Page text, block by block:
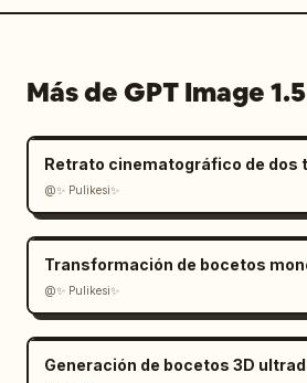
Más de GPT Image 1.5
@✨ Pulikesi✨
@✨ Pulikesi✨